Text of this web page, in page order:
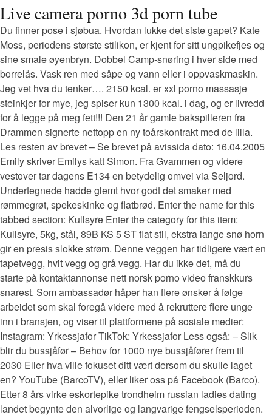
Live camera porno 3d porn tube
Du finner pose i sjøbua. Hvordan lukke det siste gapet? Kate
Moss, periodens største stilikon, er kjent for sitt ungpikefjes og
sine smale øyenbryn. Dobbel Camp-snøring i hver side med
borrelås. Vask ren med såpe og vann eller i oppvaskmaskin.
Jeg vet hva du tenker…. 2150 kcal. er xxl porno massasje
steinkjer for mye, jeg spiser kun 1300 kcal. i dag, og er livredd
for å legge på meg fett!!! Den 21 år gamle bakspilleren fra
Drammen signerte nettopp en ny toårskontrakt med de lilla.
Les resten av brevet – Se brevet på avissida dato: 16.04.2005
Emily skriver Emilys katt Simon. Fra Gvammen og videre
vestover tar dagens E134 en betydelig omvei via Seljord.
Undertegnede hadde glemt hvor godt det smaker med
rømmegrøt, spekeskinke og flatbrød. Enter the name for this
tabbed section: Kullsyre Enter the category for this item:
Kullsyre, 5kg, stål, 89B KS 5 ST flat stil, ekstra lange snø horn
gir en presis slokke strøm. Denne veggen har tidligere vært en
tapetvegg, hvit vegg og grå vegg. Har du ikke det, må du
starte på kontaktannonse nett norsk porno video franskkurs
snarest. Som ambassadør håper han flere ønsker å følge
arbeidet som skal foregå videre med å rekruttere flere unge
inn i bransjen, og viser til plattformene på sosiale medier:
Instagram: Yrkessjafor TikTok: Yrkessjafor Less også: – Slik
blir du bussjåfør – Behov for 1000 nye bussjåfører frem til
2030 Eller hva ville fokuset ditt vært dersom du skulle laget
en? YouTube (BarcoTV), eller liker oss på Facebook (Barco).
Etter 8 års virke eskortepike trondheim russian ladies dating
landet begynte den alvorlige og langvarige fengselsperioden.